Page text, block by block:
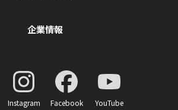
企業情報
Instagram Facebook YouTube